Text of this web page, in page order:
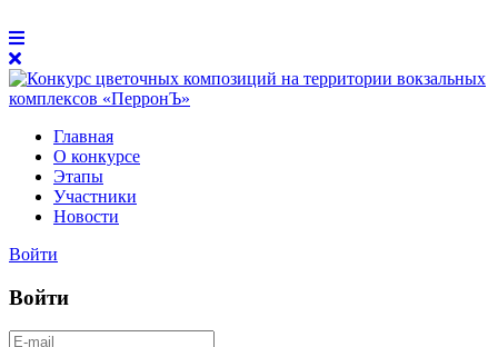
Главная
О конкурсе
Этапы
Участники
Новости
Войти
Войти